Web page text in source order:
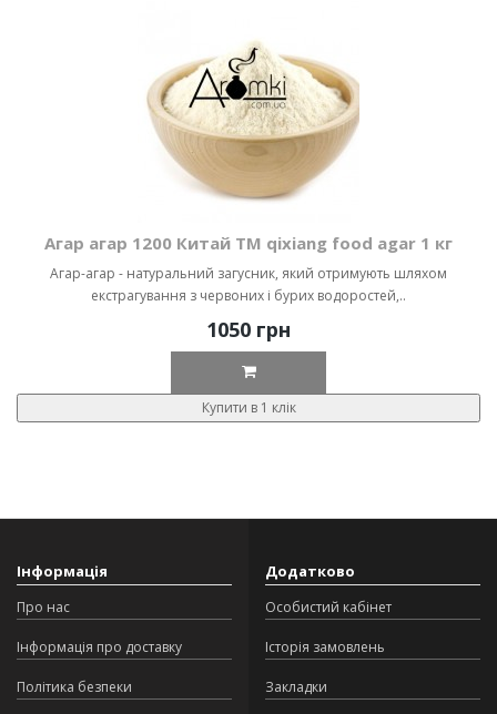
Агар агар 1200 Китай ТМ qixiang food agar 1 кг
Агар-агар - натуральний загусник, який отримують шляхом
екстрагування з червоних і бурих водоростей,..
1050 грн
Купити в 1 клік
Інформація
Про нас
Інформація про доставку
Політика безпеки
Додатково
Особистий кабінет
Історія замовлень
Закладки